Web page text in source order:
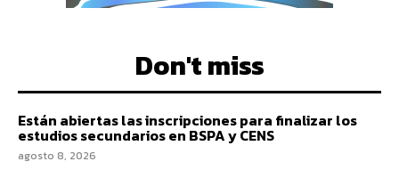
Don't miss
Están abiertas las inscripciones para finalizar los
estudios secundarios en BSPA y CENS
agosto 8, 2026